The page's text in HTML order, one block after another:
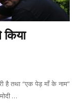
किया
है तथा “एक पेड़ माँ के नाम”
…